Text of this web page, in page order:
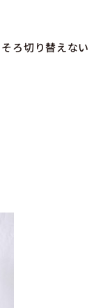
ろ切り替えない